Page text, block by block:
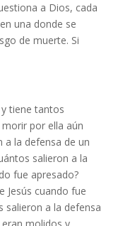
a Dios, cada
una donde se
de muerte. Si
tiene tantos
por ella aún
a la defensa de un
salieron a la
fue apresado?
Jesús cuando fue
salieron a la defensa